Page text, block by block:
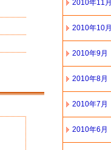
2010年11月
2010年10月
2010年9月
2010年8月
2010年7月
2010年6月